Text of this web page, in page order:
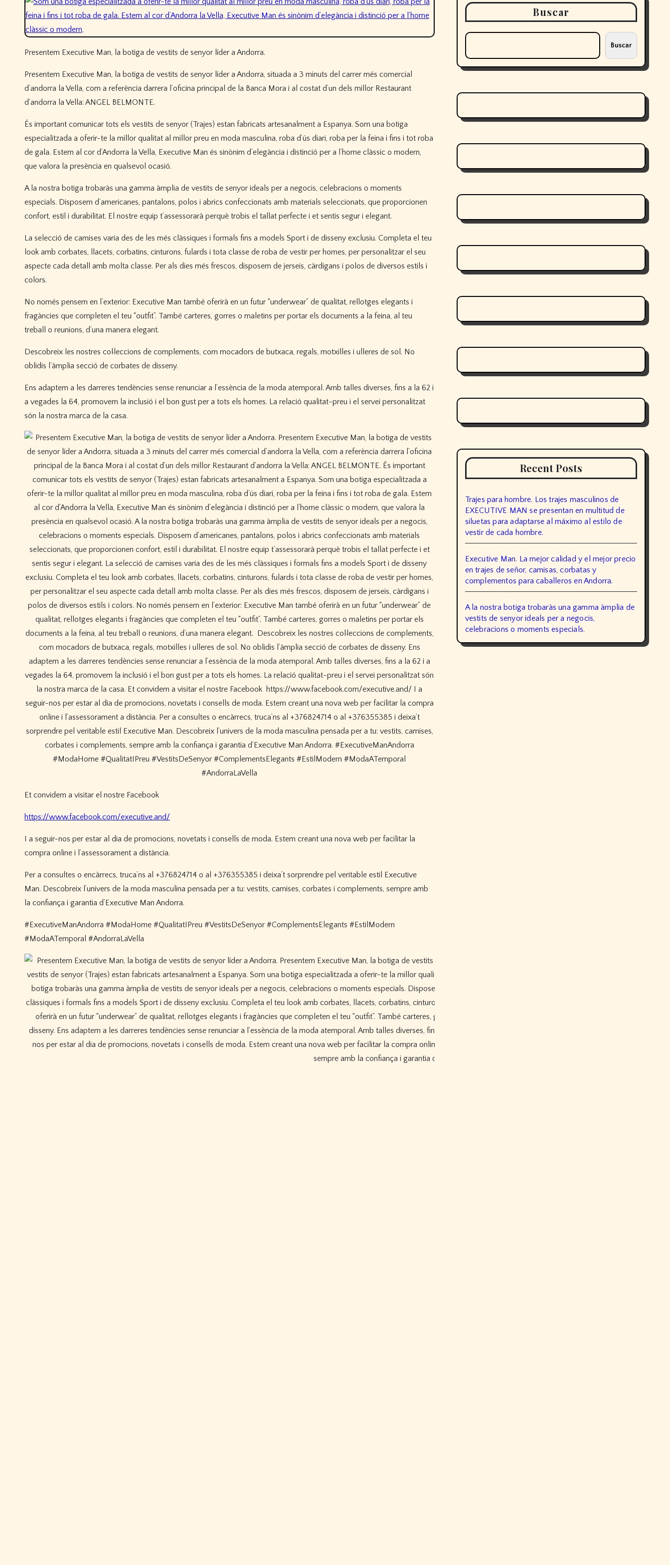
Presentem Executive Man, la botiga de vestits de senyor líder a Andorra.
Presentem Executive Man, la botiga de vestits de senyor líder a Andorra, situada a 3 minuts del carrer més comercial
d’andorra la Vella, com a referència darrera l’oficina principal de la Banca Mora i al costat d’un dels millor Restaurant
d’andorra la Vella: ANGEL BELMONTE.
És important comunicar tots els vestits de senyor (Trajes) estan fabricats artesanalment a Espanya. Som una botiga
especialitzada a oferir-te la millor qualitat al millor preu en moda masculina, roba d’ús diari, roba per la feina i fins i tot roba
de gala. Estem al cor d’Andorra la Vella, Executive Man és sinònim d’elegància i distinció per a l’home clàssic o modern,
que valora la presència en qualsevol ocasió.
A la nostra botiga trobaràs una gamma àmplia de vestits de senyor ideals per a negocis, celebracions o moments
especials. Disposem d’americanes, pantalons, polos i abrics confeccionats amb materials seleccionats, que proporcionen
confort, estil i durabilitat. El nostre equip t’assessorarà perquè trobis el tallat perfecte i et sentis segur i elegant.
La selecció de camises varia des de les més clàssiques i formals fins a models Sport i de disseny exclusiu. Completa el teu
look amb corbates, llacets, corbatins, cinturons, fulards i tota classe de roba de vestir per homes, per personalitzar el seu
aspecte cada detall amb molta classe. Per als dies més frescos, disposem de jerseis, càrdigans i polos de diversos estils i
colors.
No només pensem en l’exterior: Executive Man també oferirà en un futur “underwear” de qualitat, rellotges elegants i
fragàncies que completen el teu “outfit”. També carteres, gorres o maletins per portar els documents a la feina, al teu
treball o reunions, d’una manera elegant.
Descobreix les nostres col·leccions de complements, com mocadors de butxaca, regals, motxilles i ulleres de sol. No
oblidis l’àmplia secció de corbates de disseny.
Ens adaptem a les darreres tendències sense renunciar a l’essència de la moda atemporal. Amb talles diverses, fins a la 62 i
a vegades la 64, promovem la inclusió i el bon gust per a tots els homes. La relació qualitat-preu i el servei personalitzat
són la nostra marca de la casa.
Et convidem a visitar el nostre Facebook
https://www.facebook.com/executive.and/
I a seguir-nos per estar al dia de promocions, novetats i consells de moda. Estem creant una nova web per facilitar la
compra online i l’assessorament a distància.
Per a consultes o encàrrecs, truca’ns al +376824714 o al +376355385 i deixa’t sorprendre pel veritable estil Executive
Man. Descobreix l’univers de la moda masculina pensada per a tu: vestits, camises, corbates i complements, sempre amb
la confiança i garantia d’Executive Man Andorra.
#ExecutiveManAndorra #ModaHome #QualitatIPreu #VestitsDeSenyor #ComplementsElegants #EstilModern
#ModaATemporal #AndorraLaVella
Buscar
Buscar
Recent Posts
Trajes para hombre. Los trajes masculinos de
EXECUTIVE MAN se presentan en multitud de
siluetas para adaptarse al máximo al estilo de
vestir de cada hombre.
Executive Man. La mejor calidad y el mejor precio
en trajes de señor, camisas, corbatas y
complementos para caballeros en Andorra.
A la nostra botiga trobaràs una gamma àmplia de
vestits de senyor ideals per a negocis,
celebracions o moments especials.